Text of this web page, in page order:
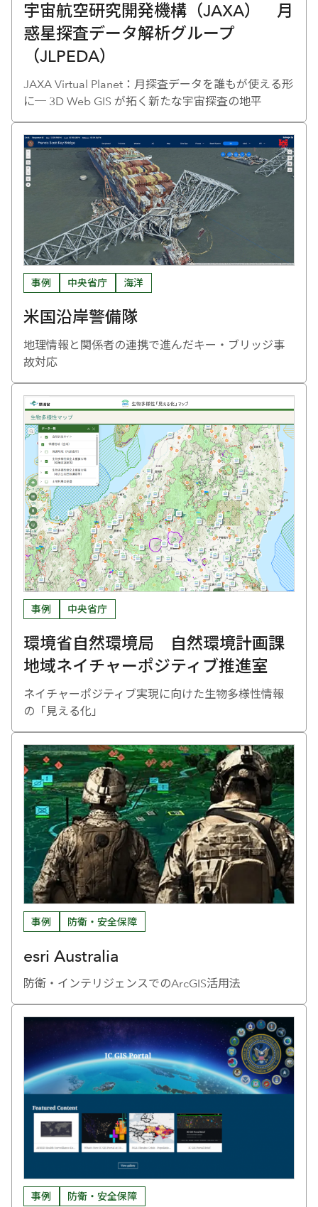
宇宙航空研究開発機構（JAXA） 月
惑星探査データ解析グループ
（JLPEDA）
JAXA Virtual Planet：月探査データを誰もが使える形
に─ 3D Web GIS が拓く新たな宇宙探査の地平
事例 中央省庁 海洋
米国沿岸警備隊
地理情報と関係者の連携で進んだキー・ブリッジ事
故対応
事例 中央省庁
環境省自然環境局 自然環境計画課
地域ネイチャーポジティブ推進室
ネイチャーポジティブ実現に向けた生物多様性情報
の「見える化」
事例 防衛・安全保障
esri Australia
防衛・インテリジェンスでのArcGIS活用法
事例 防衛・安全保障